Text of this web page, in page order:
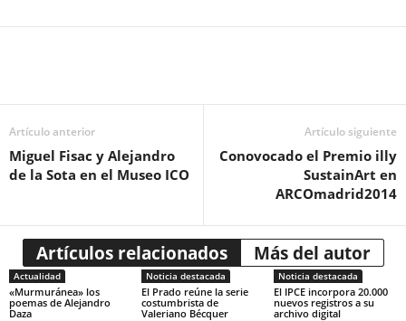
Artículo anterior
Miguel Fisac y Alejandro
de la Sota en el Museo ICO
Artículo siguiente
Conovocado el Premio illy
SustainArt en
ARCOmadrid2014
Artículos relacionados Más del autor
Actualidad
«Murmuránea» los
poemas de Alejandro
Daza
Noticia destacada
El Prado reúne la serie
costumbrista de
Valeriano Bécquer
Noticia destacada
El IPCE incorpora 20.000
nuevos registros a su
archivo digital